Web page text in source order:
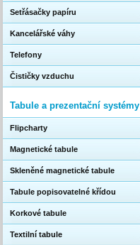
Setřásačky papíru
Kancelářské váhy
Telefony
Čističky vzduchu
Tabule a prezentační systémy
Flipcharty
Magnetické tabule
Skleněné magnetické tabule
Tabule popisovatelné křídou
Korkové tabule
Textilní tabule